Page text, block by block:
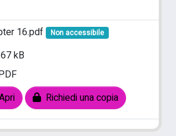
16.pdf
Non accessibile
kB
Richiedi una copia